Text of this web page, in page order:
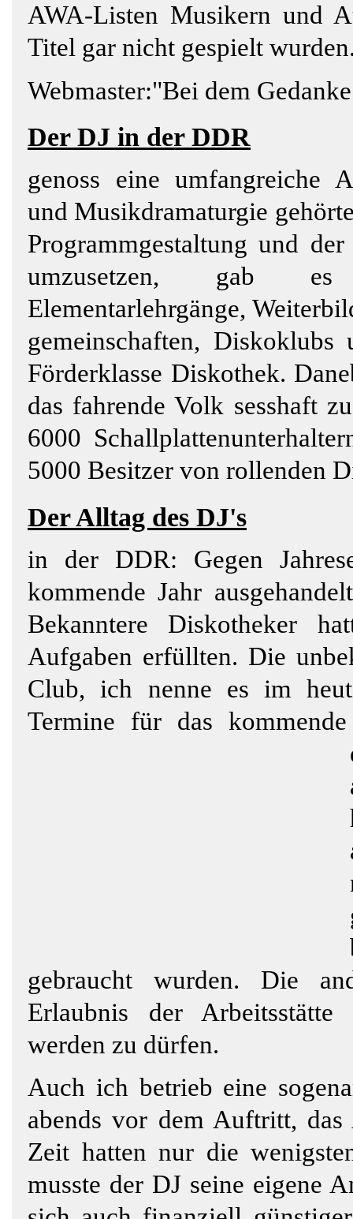
AWA-Listen Musikern und
Titel gar nicht gespielt
Webmaster:"Bei dem
Der DJ in der DDR
genoss eine umfangreiche
und Musikdramaturgie
Programmgestaltung und
umzusetzen, gab es
Elementarlehrgänge,
gemeinschaften,
Förderklasse Diskothek.
das fahrende Volk sesshaft
6000
5000 Besitzer von rollenden
Der Alltag des DJ's
in der DDR: Gegen
kommende Jahr
Bekanntere Diskotheker
Aufgaben erfüllten. Die
Club, ich nenne es im
Termine für das
gebraucht wurden. Die
Erlaubnis der
werden zu dürfen.
Auch ich betrieb eine
abends vor dem Auftritt,
Zeit hatten nur die
musste der DJ seine eigene